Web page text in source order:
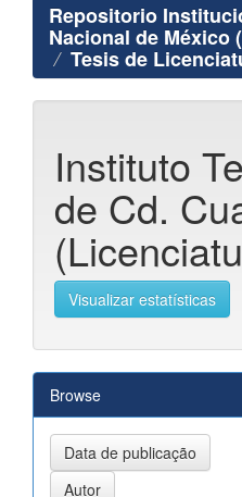
Repositorio
Nacional de México
Tesis de
Instituto
de Cd.
Visualizar estatísticas
Browse